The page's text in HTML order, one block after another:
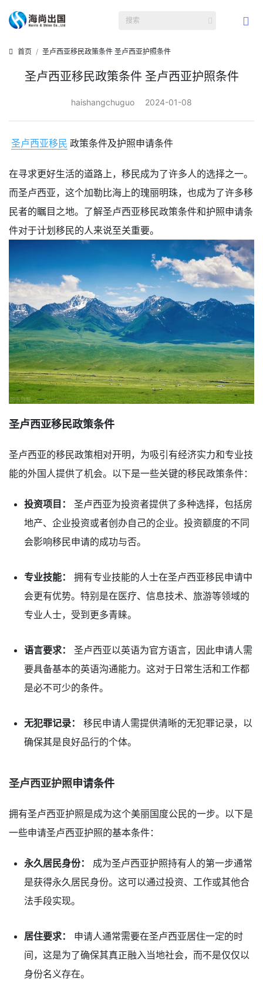
首页 圣卢西亚移民政策条件 圣卢西亚护照条件
圣卢西亚移民政策条件 圣卢西亚护照条件
haishangchuguo 2024-01-08
圣卢西亚移民 政策条件及护照申请条件
在寻求更好生活的道路上，移民成为了许多人的选择之一。
而圣卢西亚，这个加勒比海上的瑰丽明珠，也成为了许多移
民者的瞩目之地。了解圣卢西亚移民政策条件和护照申请条
件对于计划移民的人来说至关重要。
圣卢西亚移民政策条件
圣卢西亚的移民政策相对开明，为吸引有经济实力和专业技
能的外国人提供了机会。以下是一些关键的移民政策条件：
投资项目：
圣卢西亚为投资者提供了多种选择，包括房
地产、企业投资或者创办自己的企业。投资额度的不同
会影响移民申请的成功与否。
专业技能：
拥有专业技能的人士在圣卢西亚移民申请中
会更有优势。特别是在医疗、信息技术、旅游等领域的
专业人士，受到更多青睐。
语言要求：
圣卢西亚以英语为官方语言，因此申请人需
要具备基本的英语沟通能力。这对于日常生活和工作都
是必不可少的条件。
无犯罪记录：
移民申请人需提供清晰的无犯罪记录，以
确保其是良好品行的个体。
圣卢西亚护照申请条件
拥有圣卢西亚护照是成为这个美丽国度公民的一步。以下是
一些申请圣卢西亚护照的基本条件：
永久居民身份：
成为圣卢西亚护照持有人的第一步通常
是获得永久居民身份。这可以通过投资、工作或其他合
法手段实现。
居住要求：
申请人通常需要在圣卢西亚居住一定的时
间，这是为了确保其真正融入当地社会，而不是仅仅以
身份名义存在。